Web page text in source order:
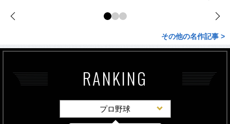
その他の名作記事 >
RANKING
プロ野球